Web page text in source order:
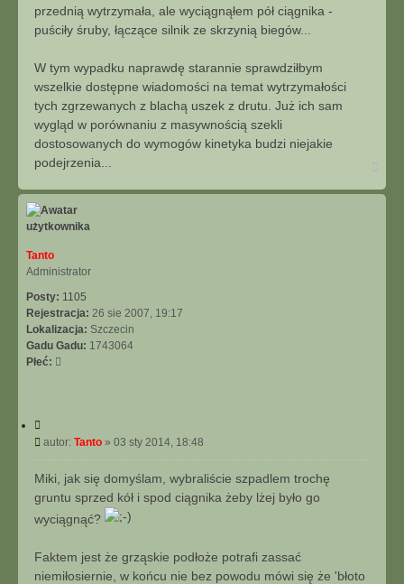
przednią wytrzymała, ale wyciągnąłem pół ciągnika -
puściły śruby, łączące silnik ze skrzynią biegów...
W tym wypadku naprawdę starannie sprawdziłbym
wszelkie dostępne wiadomości na temat wytrzymałości
tych zgrzewanych z blachą uszek z drutu. Już ich sam
wygląd w porównaniu z masywnością szekli
dostosowanych do wymogów kinetyka budzi niejakie
podejrzenia...
g
Tanto
Administrator
Posty: 1105
Rejestracja: 26 sie 2007, 19:17
Lokalizacja: Szczecin
Gadu Gadu: 1743064
Płeć:
y
j
P
o
s
autor: Tanto » 03 sty 2014, 18:48
Miki, jak się domyślam, wybraliście szpadlem trochę
gruntu sprzed kół i spod ciągnika żeby lżej było go
wyciągnąć?
Faktem jest że grząskie podłoże potrafi zassać
niemiłosiernie, w końcu nie bez powodu mówi się że 'błoto